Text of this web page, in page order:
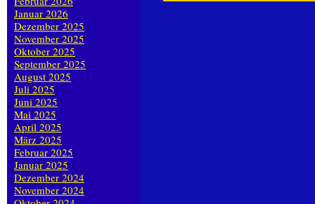
Januar 2026
Dezember 2025
November 2025
Oktober 2025
September 2025
August 2025
Juli 2025
Juni 2025
Mai 2025
April 2025
März 2025
Februar 2025
Januar 2025
Dezember 2024
November 2024